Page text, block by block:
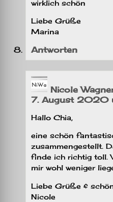
wirklich schön
Liebe Grüße
Marina
Antworten
Nicole
7. August 2020
Hallo Chia,
eine schön
zusammengestellt.
finde ich richtig toll.
mir wohl weniger
Liebe Grüße &
Nicole